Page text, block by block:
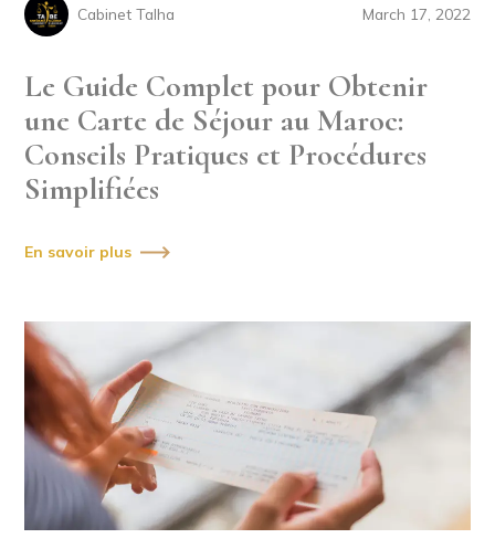
Cabinet Talha March 17, 2022
Le Guide Complet pour Obtenir
une Carte de Séjour au Maroc:
Conseils Pratiques et Procédures
Simplifiées
En savoir plus